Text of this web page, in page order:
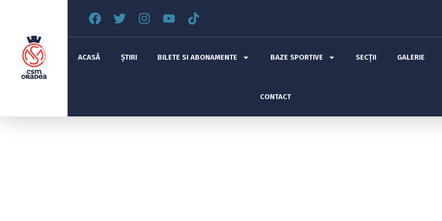
ACASĂ ȘTIRI BILETE SI ABONAMENTE BAZE SPORTIVE SECȚII GALERIE
CONTACT